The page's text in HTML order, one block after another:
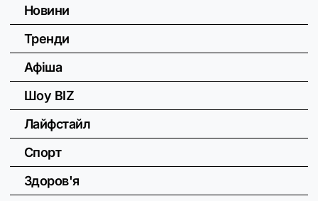
Новини
Тренди
Афіша
Шоу BIZ
Лайфстайл
Спорт
Здоров'я